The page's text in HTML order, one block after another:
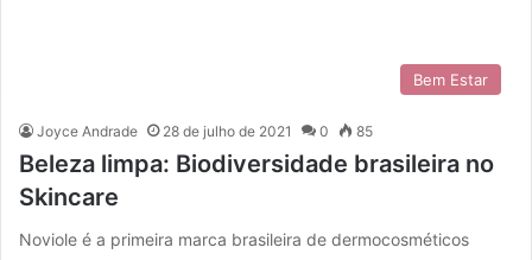
Bem Estar
Joyce Andrade 28 de julho de 2021 0 85
Beleza limpa: Biodiversidade brasileira no
Skincare
Noviole é a primeira marca brasileira de dermocosméticos